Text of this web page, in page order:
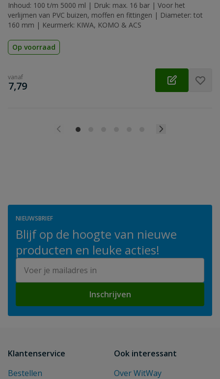
Inhoud: 100 t/m 5000 ml | Druk: max. 16 bar | Voor het
verlijmen van PVC buizen, moffen en fittingen | Diameter: tot
160 mm | Keurmerk: KIWA, KOMO & ACS
Op voorraad
vanaf
€
7,79
NIEUWSBRIEF
Blijf op de hoogte van nieuwe
producten en leuke acties!
Inschrijven
Klantenservice
Bestellen
Ook interessant
Over WitWay